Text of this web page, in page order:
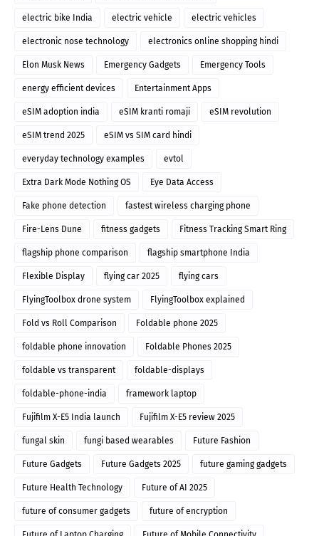
electric bike India electric vehicle electric vehicles
electronic nose technology electronics online shopping hindi
Elon Musk News Emergency Gadgets Emergency Tools
energy efficient devices Entertainment Apps
eSIM adoption india eSIM kranti romaji eSIM revolution
eSIM trend 2025 eSIM vs SIM card hindi
everyday technology examples evtol
Extra Dark Mode Nothing OS Eye Data Access
Fake phone detection fastest wireless charging phone
Fire-Lens Dune fitness gadgets Fitness Tracking Smart Ring
flagship phone comparison flagship smartphone India
Flexible Display flying car 2025 flying cars
FlyingToolbox drone system FlyingToolbox explained
Fold vs Roll Comparison Foldable phone 2025
foldable phone innovation Foldable Phones 2025
foldable vs transparent foldable-displays
foldable-phone-india framework laptop
Fujifilm X-E5 India launch Fujifilm X-E5 review 2025
fungal skin fungi based wearables Future Fashion
Future Gadgets Future Gadgets 2025 future gaming gadgets
Future Health Technology Future of AI 2025
future of consumer gadgets future of encryption